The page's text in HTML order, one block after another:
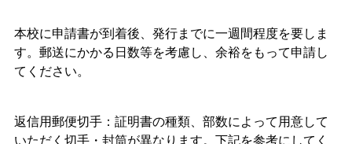
本校に申請書が到着後、発行までに一週間程度を要しま
す。郵送にかかる日数等を考慮し、余裕をもって申請し
てください。
返信用郵便切手：証明書の種類、部数によって用意して
いただく切手・封筒が異なります。下記を参考にしてく